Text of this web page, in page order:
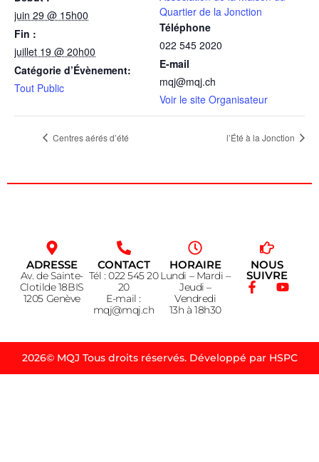
juin 29 @ 15h00
Fin :
juillet 19 @ 20h00
Catégorie d’Évènement:
Tout Public
Quartier de la Jonction
Téléphone
022 545 2020
E-mail
mqj@mqj.ch
Voir le site Organisateur
Centres aérés d’été l’Été à la Jonction
ADRESSE
Av. de Sainte-
Clotilde 18BIS
1205 Genève
CONTACT
Tél : 022 545 20
20
E-mail :
mqj@mqj.ch
HORAIRE
Lundi – Mardi –
Jeudi –
Vendredi
13h à 18h30
NOUS
SUIVRE
2026© MQJ Tous droits réservés. Développé par HSPC